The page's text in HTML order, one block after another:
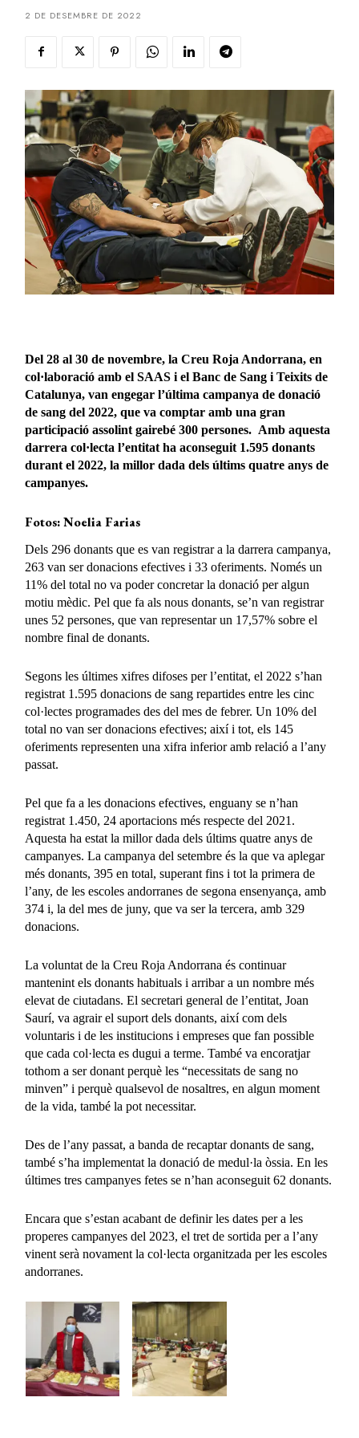
2 DE DESEMBRE DE 2022
Del 28 al 30 de novembre, la Creu Roja Andorrana, en
col·laboració amb el SAAS i el Banc de Sang i Teixits de
Catalunya, van engegar l’última campanya de donació
de sang del 2022, que va comptar amb una gran
participació assolint gairebé 300 persones. Amb aquesta
darrera col·lecta l’entitat ha aconseguit 1.595 donants
durant el 2022, la millor dada dels últims quatre anys de
campanyes.
Fotos: Noelia Farias
Dels 296 donants que es van registrar a la darrera campanya,
263 van ser donacions efectives i 33 oferiments. Només un
11% del total no va poder concretar la donació per algun
motiu mèdic. Pel que fa als nous donants, se’n van registrar
unes 52 persones, que van representar un 17,57% sobre el
nombre final de donants.
Segons les últimes xifres difoses per l’entitat, el 2022 s’han
registrat 1.595 donacions de sang repartides entre les cinc
col·lectes programades des del mes de febrer. Un 10% del
total no van ser donacions efectives; així i tot, els 145
oferiments representen una xifra inferior amb relació a l’any
passat.
Pel que fa a les donacions efectives, enguany se n’han
registrat 1.450, 24 aportacions més respecte del 2021.
Aquesta ha estat la millor dada dels últims quatre anys de
campanyes. La campanya del setembre és la que va aplegar
més donants, 395 en total, superant fins i tot la primera de
l’any, de les escoles andorranes de segona ensenyança, amb
374 i, la del mes de juny, que va ser la tercera, amb 329
donacions.
La voluntat de la Creu Roja Andorrana és continuar
mantenint els donants habituals i arribar a un nombre més
elevat de ciutadans. El secretari general de l’entitat, Joan
Saurí, va agrair el suport dels donants, així com dels
voluntaris i de les institucions i empreses que fan possible
que cada col·lecta es dugui a terme. També va encoratjar
tothom a ser donant perquè les “necessitats de sang no
minven” i perquè qualsevol de nosaltres, en algun moment
de la vida, també la pot necessitar.
Des de l’any passat, a banda de recaptar donants de sang,
també s’ha implementat la donació de medul·la òssia. En les
últimes tres campanyes fetes se n’han aconseguit 62 donants.
Encara que s’estan acabant de definir les dates per a les
properes campanyes del 2023, el tret de sortida per a l’any
vinent serà novament la col·lecta organitzada per les escoles
andorranes.